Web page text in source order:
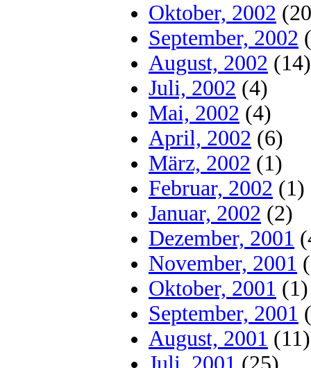
Oktober, 2002
September, 2002
August, 2002 (14)
Juli, 2002 (4)
Mai, 2002 (4)
April, 2002 (6)
März, 2002 (1)
Februar, 2002 (1)
Januar, 2002 (2)
Dezember, 2001
November, 2001
Oktober, 2001 (1)
September, 2001
August, 2001 (11)